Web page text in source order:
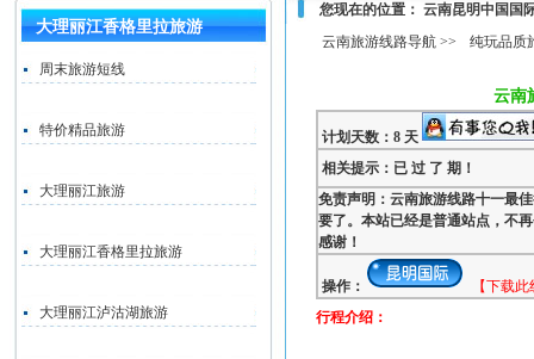
大理丽江香格里拉旅游
周末旅游短线
特价精品旅游
大理丽江旅游
大理丽江香格里拉旅游
大理丽江泸沽湖旅游
您现在的位置： 云南昆明中国国
云南旅游线路导航 >>
纯玩品质
云南
计划天数：8 天
相关提示：已 过 了 期！
免责声明：云南旅游线路十一最
要了。本站已经是普通站点，不
感谢！
操作：
【下载
行程介绍：